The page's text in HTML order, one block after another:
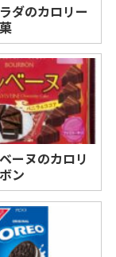
ダのカロリー
ーヌのカロリ
ン